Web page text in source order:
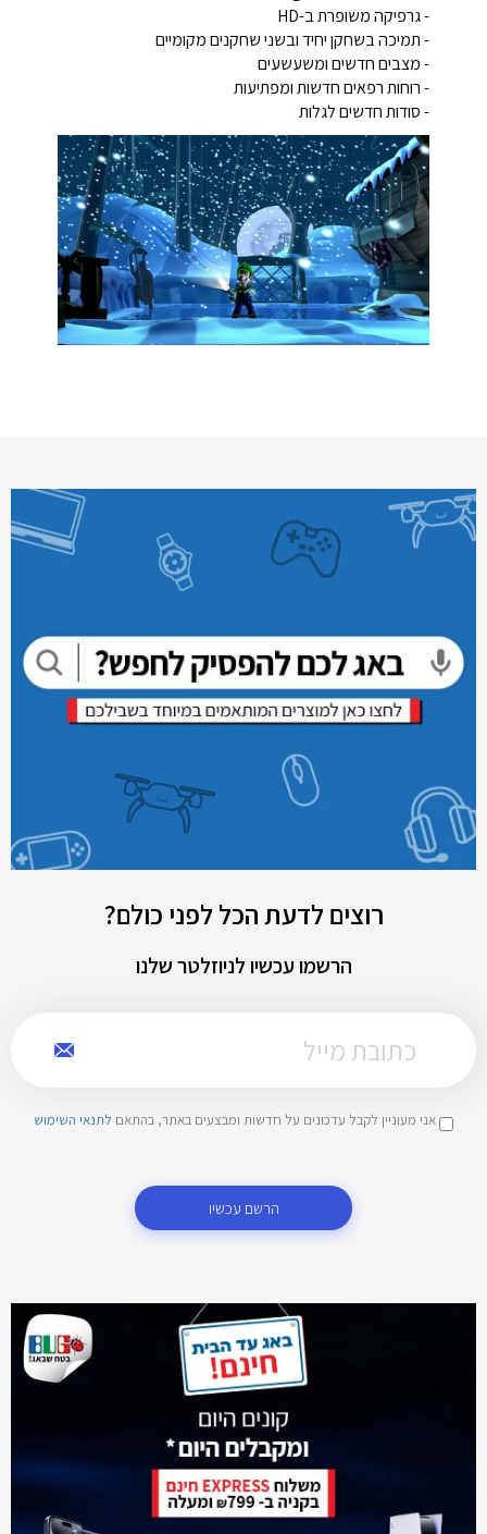
- גרפיקה משופרת ב-HD
- תמיכה בשחקן יחיד ובשני שחקנים מקומיים
- מצבים חדשים ומשעשעים
- רוחות רפאים חדשות ומפתיעות
- סודות חדשים לגלות
רוצים לדעת הכל לפני כולם?
הרשמו עכשיו לניוזלטר שלנו
אני מעוניין לקבל עדכונים על חדשות ומבצעים באתר, בהתאם לתנאי השימוש
הרשם עכשיו